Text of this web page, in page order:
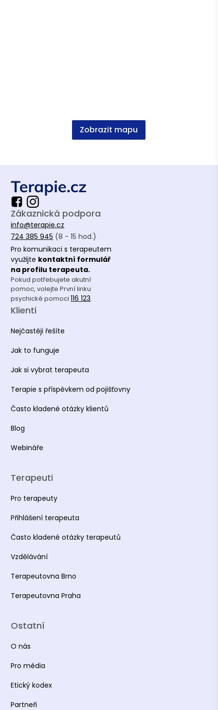
Zobrazit mapu
Zákaznická podpora
info@terapie.cz
724 385 945 (8 - 15 hod.)
Pro komunikaci s terapeutem
využijte kontaktní formulář
na profilu terapeuta.
Pokud potřebujete akutní
pomoc, volejte První linku
psychické pomoci116 123.
Klienti
Nejčastěji řešíte
Jak to funguje
Jak si vybrat terapeuta
Terapie s příspěvkem od pojišťovny
Často kladené otázky klientů
Blog
Webináře
Terapeuti
Pro terapeuty
Přihlášení terapeuta
Často kladené otázky terapeutů
Vzdělávání
Terapeutovna Brno
Terapeutovna Praha
Ostatní
O nás
Pro média
Etický kodex
Partneři